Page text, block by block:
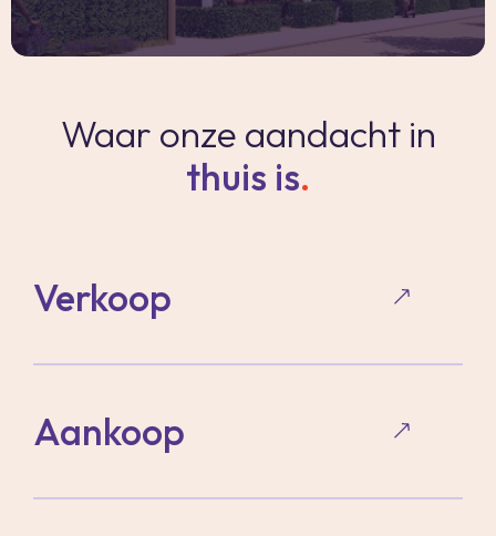
Waar onze aandacht in
thuis is.
Verkoop
Aankoop